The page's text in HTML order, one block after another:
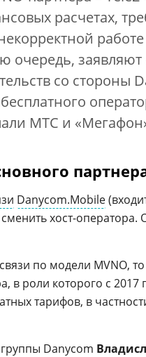
рас­че­тах,
очередь, заявляют
со стороны
МТС и
Danycom.Mobile
хост-оператора.
по модели MVNO,
в роли которого с 2017
тарифов, в
Danycom